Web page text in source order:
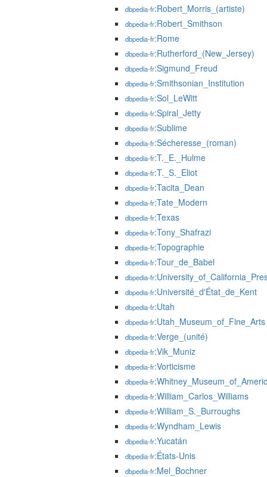
dbpedia-fr:Robert_Morris_(artiste)
dbpedia-fr:Robert_Smithson
dbpedia-fr:Rome
dbpedia-fr:Rutherford_(New_Jersey)
dbpedia-fr:Sigmund_Freud
dbpedia-fr:Smithsonian_Institution
dbpedia-fr:Sol_LeWitt
dbpedia-fr:Spiral_Jetty
dbpedia-fr:Sublime
dbpedia-fr:Sécheresse_(roman)
dbpedia-fr:T._E._Hulme
dbpedia-fr:T._S._Eliot
dbpedia-fr:Tacita_Dean
dbpedia-fr:Tate_Modern
dbpedia-fr:Texas
dbpedia-fr:Tony_Shafrazi
dbpedia-fr:Topographie
dbpedia-fr:Tour_de_Babel
dbpedia-fr
dbpedia-fr:Université_d'État_de_Kent
dbpedia-fr:Utah
dbpedia-fr:Utah_Museum_of_Fine_Arts
dbpedia-fr:Verge_(unité)
dbpedia-fr:Vik_Muniz
dbpedia-fr:Vorticisme
dbpedia-fr
dbpedia-fr:William_Carlos_Williams
dbpedia-fr:William_S._Burroughs
dbpedia-fr:Wyndham_Lewis
dbpedia-fr:Yucatán
dbpedia-fr:États-Unis
dbpedia-fr:Mel_Bochner